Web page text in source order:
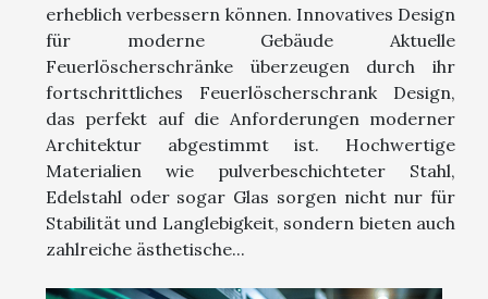
erheblich verbessern können. Innovatives Design
für moderne Gebäude Aktuelle
Feuerlöscherschränke überzeugen durch ihr
fortschrittliches Feuerlöscherschrank Design,
das perfekt auf die Anforderungen moderner
Architektur abgestimmt ist. Hochwertige
Materialien wie pulverbeschichteter Stahl,
Edelstahl oder sogar Glas sorgen nicht nur für
Stabilität und Langlebigkeit, sondern bieten auch
zahlreiche ästhetische...